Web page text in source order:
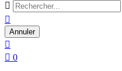


Annuler

 0